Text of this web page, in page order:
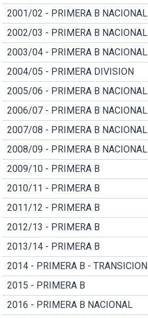
2001/02 - PRIMERA B NACIONAL
2002/03 - PRIMERA B NACIONAL
2003/04 - PRIMERA B NACIONAL
2004/05 - PRIMERA DIVISION
2005/06 - PRIMERA B NACIONAL
2006/07 - PRIMERA B NACIONAL
2007/08 - PRIMERA B NACIONAL
2008/09 - PRIMERA B NACIONAL
2009/10 - PRIMERA B
2010/11 - PRIMERA B
2011/12 - PRIMERA B
2012/13 - PRIMERA B
2013/14 - PRIMERA B
2014 - PRIMERA B - TRANSICION
2015 - PRIMERA B
2016 - PRIMERA B NACIONAL